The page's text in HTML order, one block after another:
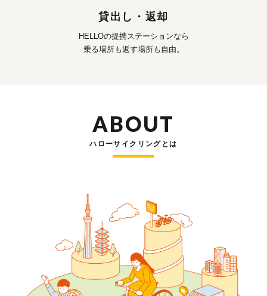
貸出し・返却
HELLOの提携ステーションなら
乗る場所も返す場所も自由。
ABOUT
ハローサイクリングとは